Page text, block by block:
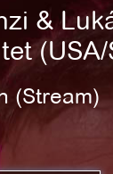
&
(USA/
(Stream)